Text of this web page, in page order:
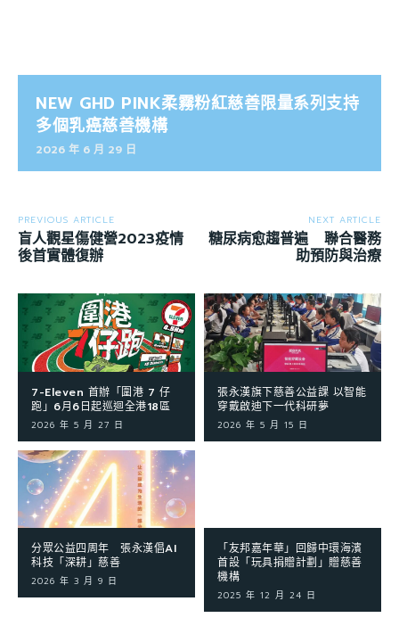
NEW GHD PINK柔霧粉紅慈善限量系列支持
多個乳癌慈善機構
2026 年 6 月 29 日
PREVIOUS ARTICLE
盲人觀星傷健營2023疫情
後首實體復辦
NEXT ARTICLE
糖尿病愈趨普遍 聯合醫務
助預防與治療
7-Eleven 首辦「圍港 7 仔
跑」6月6日起巡迴全港18區
2026 年 5 月 27 日
張永漢旗下慈善公益課 以智能
穿戴啟迪下一代科研夢
2026 年 5 月 15 日
分眾公益四周年 張永漢倡AI
科技「深耕」慈善
2026 年 3 月 9 日
「友邦嘉年華」回歸中環海濱
首設「玩具捐贈計劃」贈慈善
機構
2025 年 12 月 24 日